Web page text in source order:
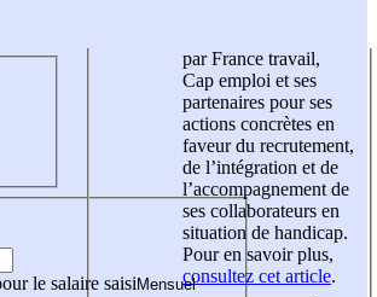
le salaire saisi
par France travail,
Cap emploi et ses
partenaires pour ses
actions concrètes en
faveur du recrutement,
de l’intégration et de
l’accompagnement de
ses collaborateurs en
situation de handicap.
Pour en savoir plus,
consultez cet article.